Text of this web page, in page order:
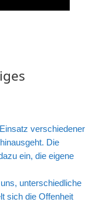
verschiedener
Die
ein, die eigene
unterschiedliche
sich die Offenheit